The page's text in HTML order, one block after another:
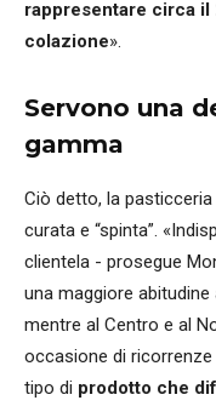
rappresentare circa il
colazione».
Servono una
gamma
Ciò detto, la
curata e “spinta”.
clientela - prosegue
una maggiore
mentre al Centro e al
occasione di ricorrenze
tipo di prodotto che